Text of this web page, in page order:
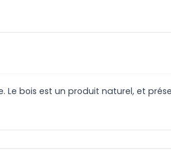
bois est un produit naturel, et